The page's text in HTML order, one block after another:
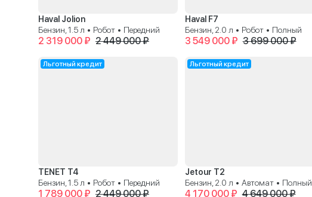
Haval Jolion
Бензин, 1.5 л • Робот • Передний
2 319 000 ₽ 2 449 000 ₽
Haval F7
Бензин, 2.0 л • Робот • Полный
3 549 000 ₽ 3 699 000 ₽
Льготный кредит
TENET T4
Бензин, 1.5 л • Робот • Передний
1 789 000 ₽ 2 449 000 ₽
Льготный кредит
Jetour T2
Бензин, 2.0 л • Автомат • Полный
4 170 000 ₽ 4 649 000 ₽